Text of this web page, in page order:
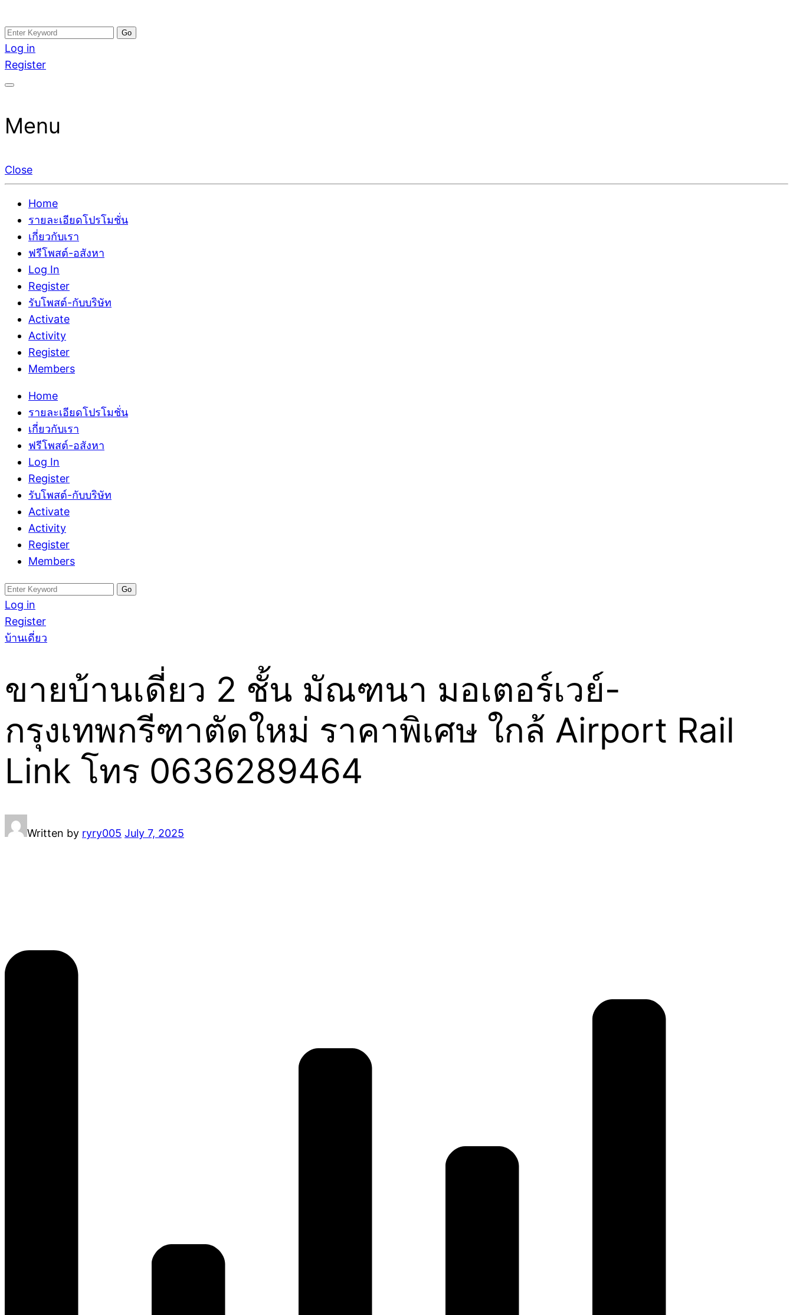
Skip
to
content
อสังหาโพสต์ รีวิวเยอะ รับจ้างโพสต์ขายบ้าน รับจ้างโพสต์อสังหา แตกต่างอย่างตั้งใจ รับรองผล อันดับ1 การโพสต์ขายอสังหา กับทีมงานบริษัท บ้าน ที่ดิน คอนโด
ติดGoogleหน้าแรกได้จริงๆ ใน 7 วัน
รับจ้างโพสอสังหา ขายบ้าน อสังหาโพสต์ เชื่อถือได้จริง รับโพสต์ ที่ดิน กับทีมงานบริษัท ถูกและดีที่สุด ไม่มีค่านายหน้า ขายได้จริงๆ ช่วยสร้างโอกาสในการขายได้มากกว่า ที่
เดียว ที่กล้าการันตีผลงาน ประสบการณ์กว่า20ปี ทีมงานมืออาชีพ ช่วยคุณขายบ้านมานาน ตัวจริง
Search
for:
Log in
Register
Menu
Close
Home
รายละเอียดโปรโมชั่น
เกี่ยวกับเรา
ฟรีโพสต์-อสังหา
Log In
Register
รับโพสต์-กับบริษัท
Activate
Activity
Register
Members
Home
รายละเอียดโปรโมชั่น
เกี่ยวกับเรา
ฟรีโพสต์-อสังหา
Log In
Register
รับโพสต์-กับบริษัท
Activate
Activity
Register
Members
Search
for:
Log in
Register
บ้านเดี่ยว
ขายบ้านเดี่ยว 2 ชั้น มัณฑนา มอเตอร์เวย์-
กรุงเทพกรีฑาตัดใหม่ ราคาพิเศษ ใกล้ Airport Rail
Link โทร 0636289464
Written by ryry005 July 7, 2025